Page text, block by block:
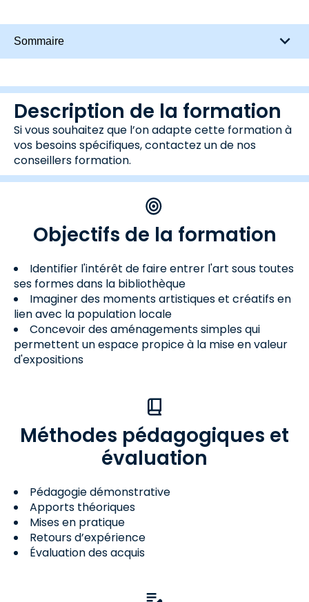
Sommaire
Description de la formation
Si vous souhaitez que l’on adapte cette formation à
vos besoins spécifiques, contactez un de nos
conseillers formation.
Objectifs de la formation
Identifier l'intérêt de faire entrer l'art sous toutes
ses formes dans la bibliothèque
Imaginer des moments artistiques et créatifs en
lien avec la population locale
Concevoir des aménagements simples qui
permettent un espace propice à la mise en valeur
d'expositions
Méthodes pédagogiques et
évaluation
Pédagogie démonstrative
Apports théoriques
Mises en pratique
Retours d’expérience
Évaluation des acquis